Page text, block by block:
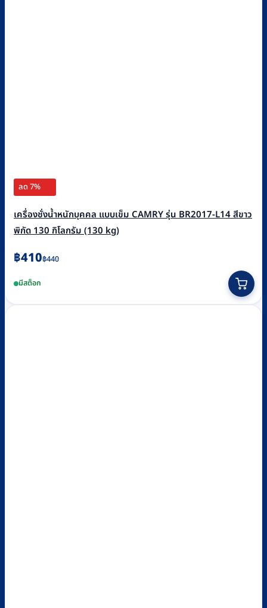
ลด 7%
เครื่องชั่งน้ำหนักบุคคล แบบเข็ม CAMRY รุ่น BR2017-L14 สีขาว
พิกัด 130 กิโลกรัม (130 kg)
฿440
Original
was:
฿440.
฿410
Current
is:
฿410.
มีสต็อก